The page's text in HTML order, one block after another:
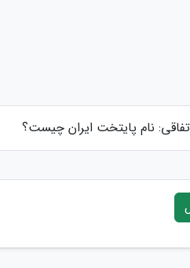
نام پایتخت ایران چیست؟